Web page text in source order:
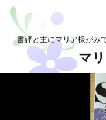
書評と主にマリア様がみ
マ